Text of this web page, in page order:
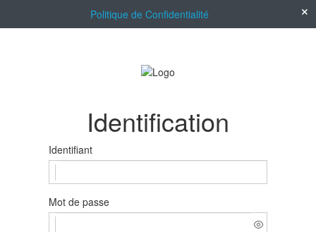
Politique de Confidentialité
Identification
Identifiant
Mot de passe